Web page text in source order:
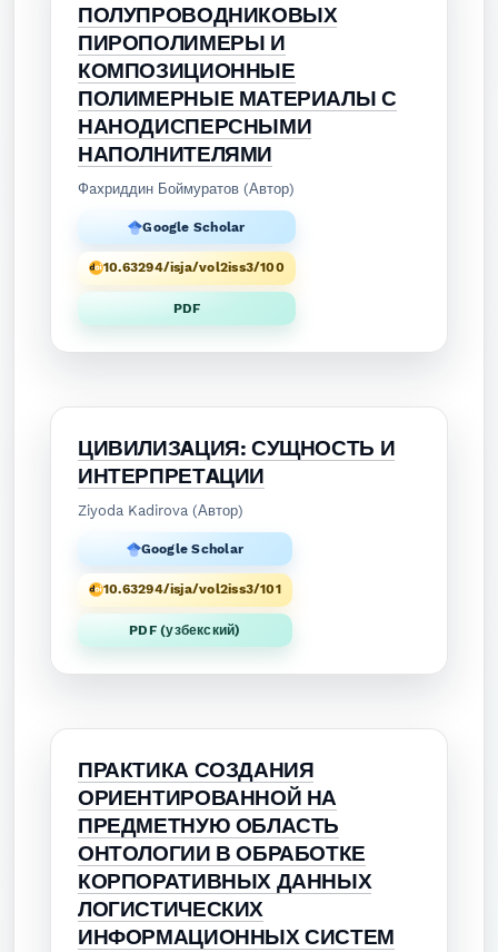
ПОЛУПРОВОДНИКОВЫХ
ПИРОПОЛИМЕРЫ И
КОМПОЗИЦИОННЫЕ
ПОЛИМЕРНЫЕ МАТЕРИАЛЫ С
НАНОДИСПЕРСНЫМИ
НАПОЛНИТЕЛЯМИ
Фaxриддин Боймуратов (Автор)
Google Scholar
10.63294/isja/vol2iss3/100
PDF
ЦИВИЛИЗAЦИЯ: СУЩНОСТЬ И
ИНТЕРПРЕТAЦИИ
Ziyoda Kadirova (Автор)
Google Scholar
10.63294/isja/vol2iss3/101
PDF (узбекский)
ПРАКТИКА СОЗДАНИЯ
ОРИЕНТИРОВАННОЙ НА
ПРЕДМЕТНУЮ ОБЛАСТЬ
ОНТОЛОГИИ В ОБРАБОТКЕ
КОРПОРАТИВНЫХ ДАННЫХ
ЛОГИСТИЧЕСКИХ
ИНФОРМАЦИОННЫХ СИСТЕМ